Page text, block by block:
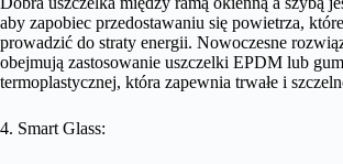
aby zapobiec przedostawaniu się powietrza,
prowadzić do straty energii. Nowoczesne
obejmują zastosowanie uszczelki EPDM lub
termoplastycznej, która zapewnia trwałe i
4. Smart Glass: